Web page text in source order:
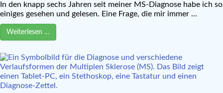
In den knapp sechs Jahren seit meiner MS-Diagnose habe ich so
einiges gesehen und gelesen. Eine Frage, die mir immer ...
Weiterlesen …